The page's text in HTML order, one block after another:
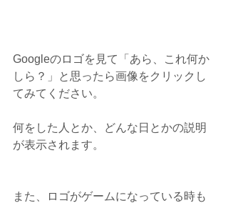
Googleのロゴを見て「あら、これ何か
しら？」と思ったら画像をクリックし
てみてください。
何をした人とか、どんな日とかの説明
が表示されます。
また、ロゴがゲームになっている時も